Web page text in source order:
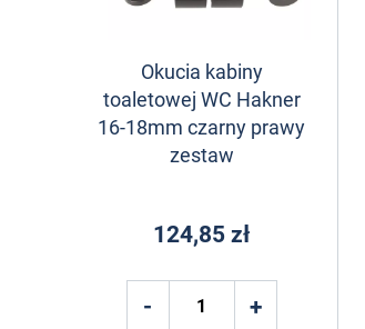
Okucia kabiny
toaletowej WC Hakner
16-18mm czarny prawy
zestaw
124,85 zł